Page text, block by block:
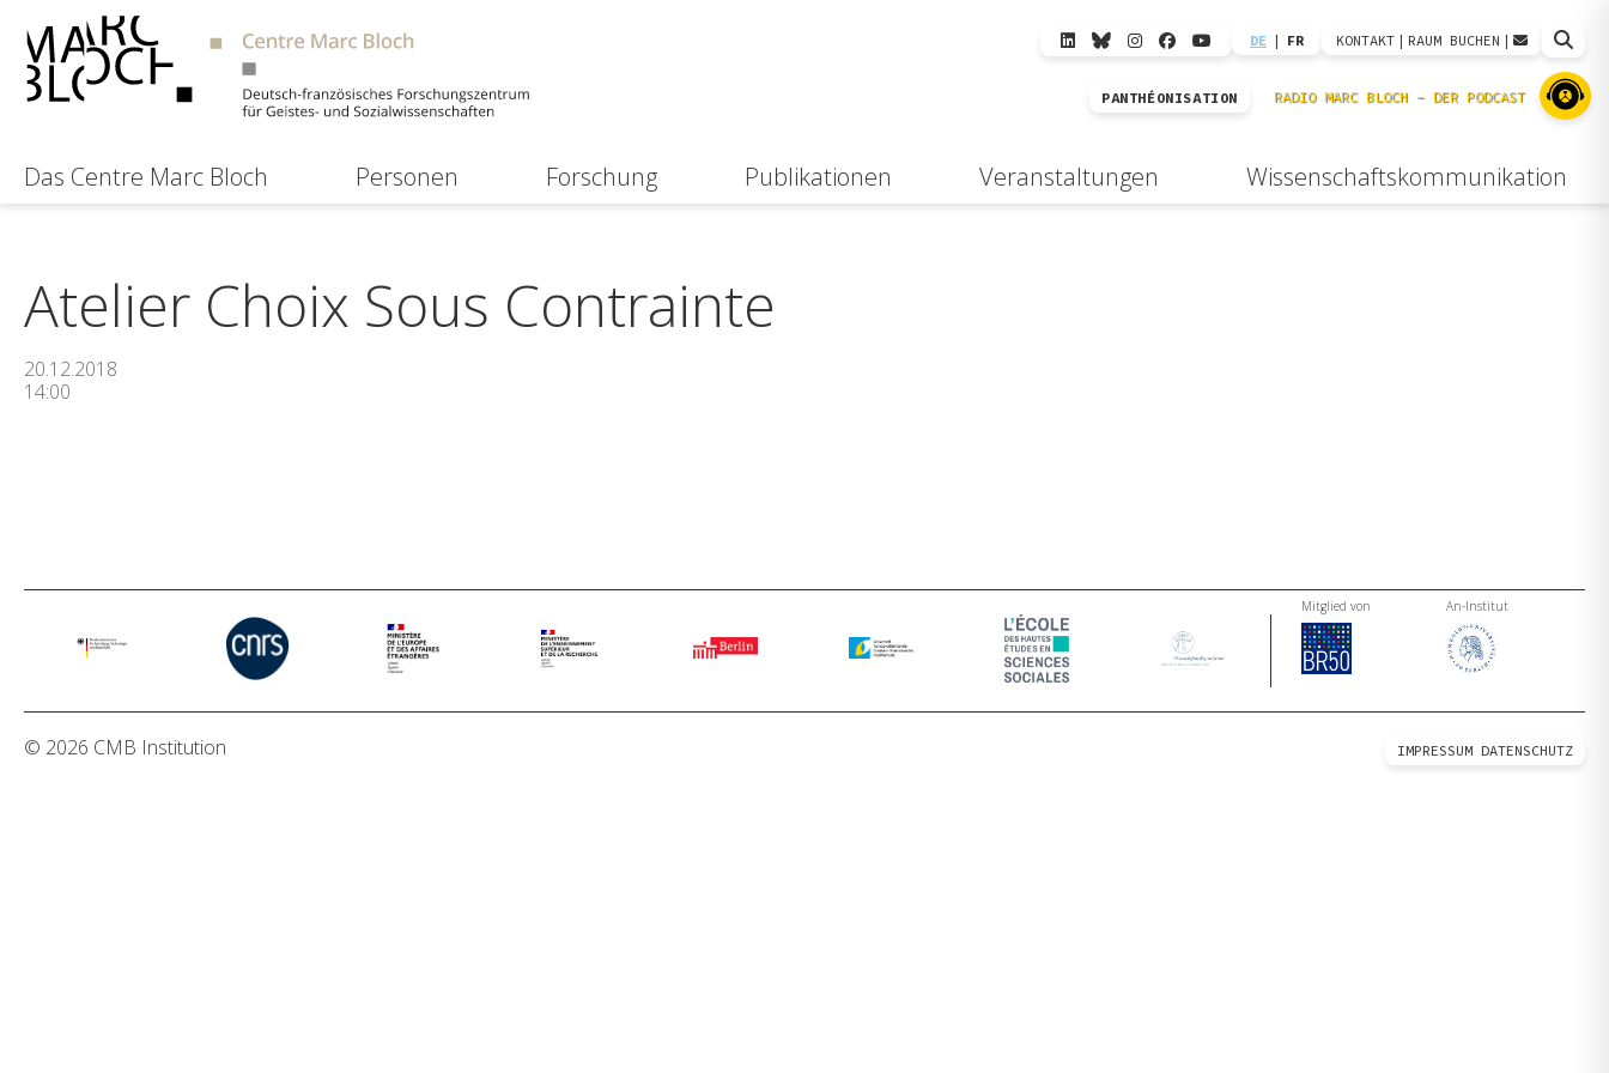
DE | FR KONTAKT | RAUM BUCHEN |
PANTHÉONISATION
Das Centre Marc Bloch Personen Forschung Publikationen Veranstaltungen Wissenschaftskommunikation
Atelier Choix Sous Contrainte
20.12.2018
14:00
Mitglied von An-Institut
© 2026 CMB Institution IMPRESSUM DATENSCHUTZ